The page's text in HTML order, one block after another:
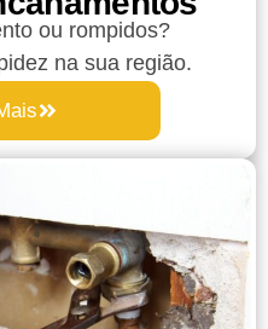
ou rompidos?
na sua região.